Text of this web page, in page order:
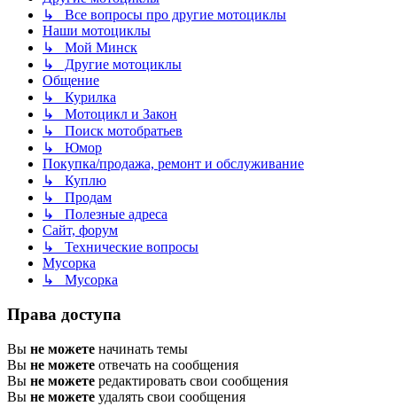
↳ Все вопросы про другие мотоциклы
Наши мотоциклы
↳ Мой Минск
↳ Другие мотоциклы
Общение
↳ Курилка
↳ Мотоцикл и Закон
↳ Поиск мотобратьев
↳ Юмор
Покупка/продажа, ремонт и обслуживание
↳ Куплю
↳ Продам
↳ Полезные адреса
Сайт, форум
↳ Технические вопросы
Мусорка
↳ Мусорка
Права доступа
Вы не можете начинать темы
Вы не можете отвечать на сообщения
Вы не можете редактировать свои сообщения
Вы не можете удалять свои сообщения